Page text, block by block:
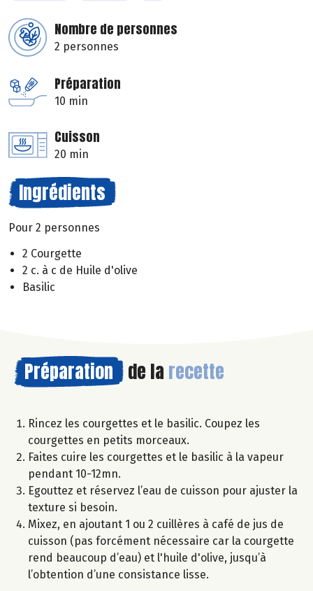
Nombre de personnes
2 personnes
Préparation
10 min
Cuisson
20 min
Ingrédients
Pour 2 personnes
2 Courgette
2 c. à c de Huile d'olive
Basilic
Préparation de la recette
Rincez les courgettes et le basilic. Coupez les
courgettes en petits morceaux.
Faites cuire les courgettes et le basilic à la vapeur
pendant 10-12mn.
Egouttez et réservez l’eau de cuisson pour ajuster la
texture si besoin.
Mixez, en ajoutant 1 ou 2 cuillères à café de jus de
cuisson (pas forcément nécessaire car la courgette
rend beaucoup d’eau) et l'huile d'olive, jusqu’à
l’obtention d’une consistance lisse.